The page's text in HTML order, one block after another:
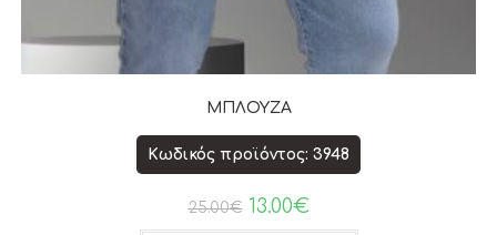
ΜΠΛΟΥΖΑ
Κωδικός προϊόντος: 3948
25.00€ 13.00€